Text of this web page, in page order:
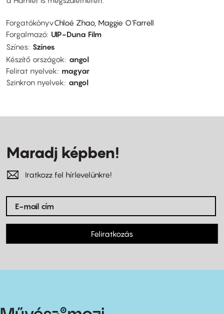
ForgatókönyvChloé Zhao, Maggie O'Farrell
Forgalmazó UIP-Duna Film
Színes Színes
Készítő országok
angol
Felirat nyelvek
magyar
Szinkron nyelvek
angol
Maradj képben!
Iratkozz fel hírlevelünkre!
Feliratkozás